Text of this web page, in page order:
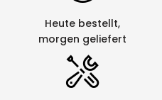
Heute bestellt,
morgen geliefert